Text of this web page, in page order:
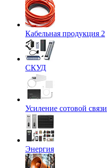
Кабельная продукция 2
СКУД
Усиление сотовой связи
Энергия